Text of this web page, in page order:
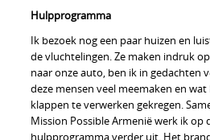
Hulpprogramma
Ik bezoek nog een paar huizen en
de vluchtelingen. Ze maken indruk
naar onze auto, ben ik in gedachten
deze mensen veel meemaken en wat
klappen te verwerken gekregen.
Mission Possible Armenië werk ik op
hulpprogramma verder uit. Het